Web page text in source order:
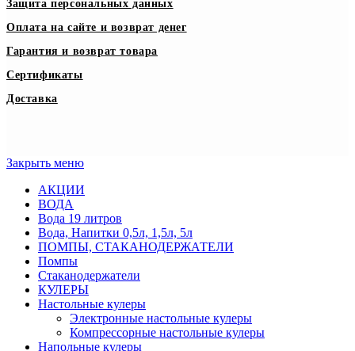
Защита персональных данных
Оплата на сайте и возврат денег
Гарантия и возврат товара
Сертификаты
Доставка
Закрыть меню
АКЦИИ
ВОДА
Вода 19 литров
Вода, Напитки 0,5л, 1,5л, 5л
ПОМПЫ, СТАКАНОДЕРЖАТЕЛИ
Помпы
Стаканодержатели
КУЛЕРЫ
Настольные кулеры
Электронные настольные кулеры
Компрессорные настольные кулеры
Напольные кулеры